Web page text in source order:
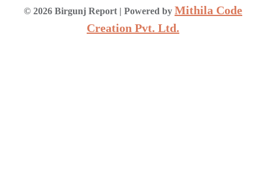
© 2026 Birgunj Report | Powered by Mithila Code
Creation Pvt. Ltd.